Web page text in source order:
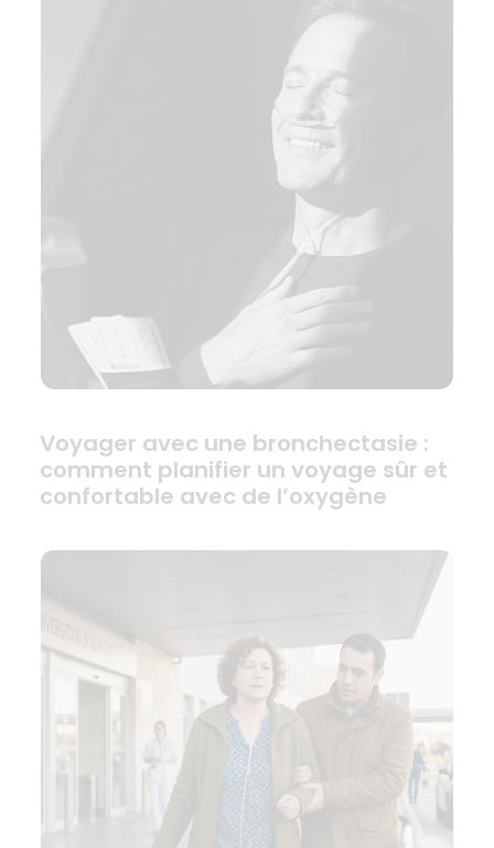
Voyager avec une bronchectasie :
comment planifier un voyage sûr et
confortable avec de l’oxygène